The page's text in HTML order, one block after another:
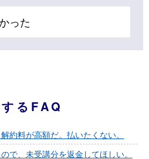
った
るFAQ
約料が高額だ。払いたくない。
で、未受講分を返金してほしい。